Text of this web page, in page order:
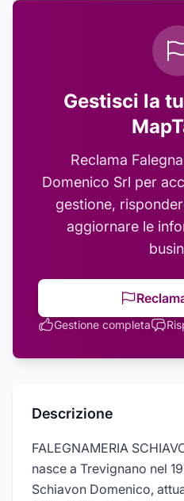
Gestisci la
Reclama
Domenico Srl per
gestione,
aggiornare le
Gestione completa
Descrizione
FALEGNAMERIA
nasce a Trevignano nel
Schiavon Domenico,